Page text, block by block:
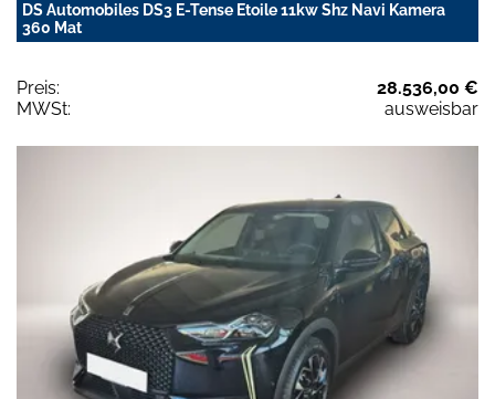
DS Automobiles DS3 E-Tense Etoile 11kw Shz Navi Kamera
360 Mat
Preis:
28.536,00 €
MWSt:
ausweisbar